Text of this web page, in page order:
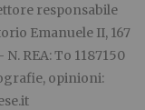
responsabile
Emanuele II, 167
N. REA: To 1187150
opinioni: